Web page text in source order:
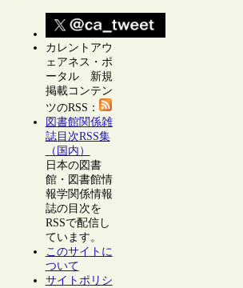
カレントアウ
ェアネス・ポ
ータル 新規
掲載コンテン
ツのRSS：
図書館関係雑
誌目次RSS集
（国内）
日本の図書
館・図書館情
報学関係情報
誌の目次を
RSSで配信し
ています。
このサイトに
ついて
サイトポリシ